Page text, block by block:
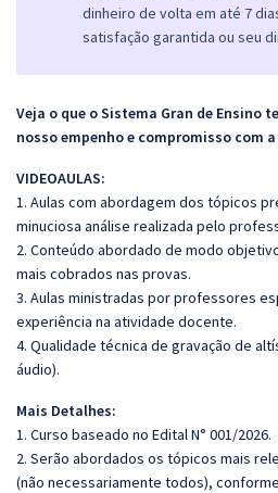
dinheiro de volta em até 7
satisfação garantida ou seu
Veja o que o Sistema Gran de Ensino
nosso empenho e compromisso com
VIDEOAULAS:
1. Aulas com abordagem dos tópicos
minuciosa análise realizada pelo
2. Conteúdo abordado de modo
mais cobrados nas provas.
3. Aulas ministradas por professores
experiência na atividade docente.
4. Qualidade técnica de gravação de
áudio).
Mais Detalhes:
1. Curso baseado no Edital N° 001/2026.
2. Serão abordados os tópicos mais
(não necessariamente todos),